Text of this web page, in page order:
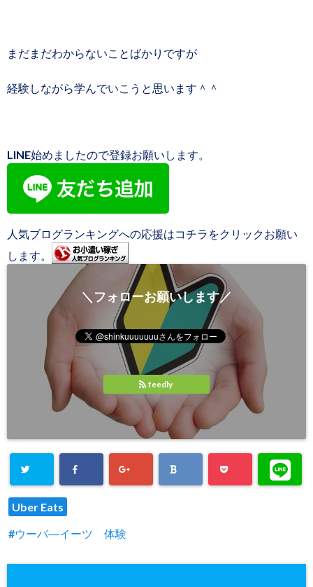
まだまだわからないことばかりですが
経験しながら学んでいこうと思います＾＾
LINE始めましたので登録お願いします。
人気ブログランキングへの応援はコチラをクリックお願い
します。
＼フォローお願いします／
feedly
Uber Eats
ウーバ―イーツ 体験